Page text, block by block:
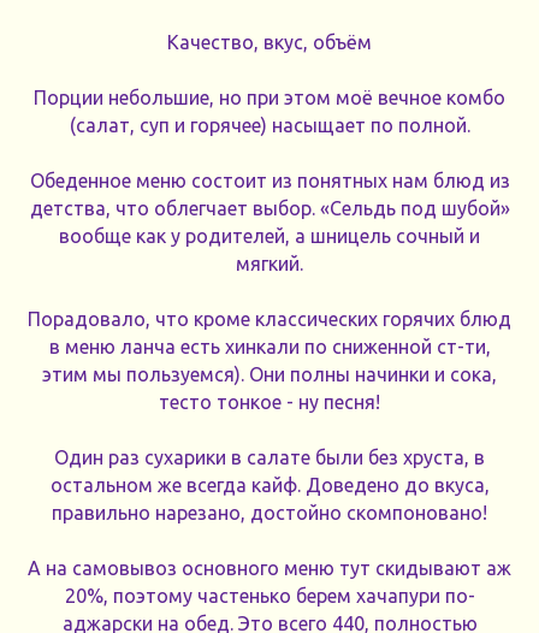
Качество, вкус, объём
Порции небольшие, но при этом моё вечное комбо
(салат, суп и горячее) насыщает по полной.
Обеденное меню состоит из понятных нам блюд из
детства, что облегчает выбор. «Сельдь под шубой»
вообще как у родителей, а шницель сочный и
мягкий.
Порадовало, что кроме классических горячих блюд
в меню ланча есть хинкали по сниженной ст-ти,
этим мы пользуемся). Они полны начинки и сока,
тесто тонкое - ну песня!
Один раз сухарики в салате были без хруста, в
остальном же всегда кайф. Доведено до вкуса,
правильно нарезано, достойно скомпоновано!
А на самовывоз основного меню тут скидывают аж
20%, поэтому частенько берем хачапури по-
аджарски на обед. Это всего 440, полностью